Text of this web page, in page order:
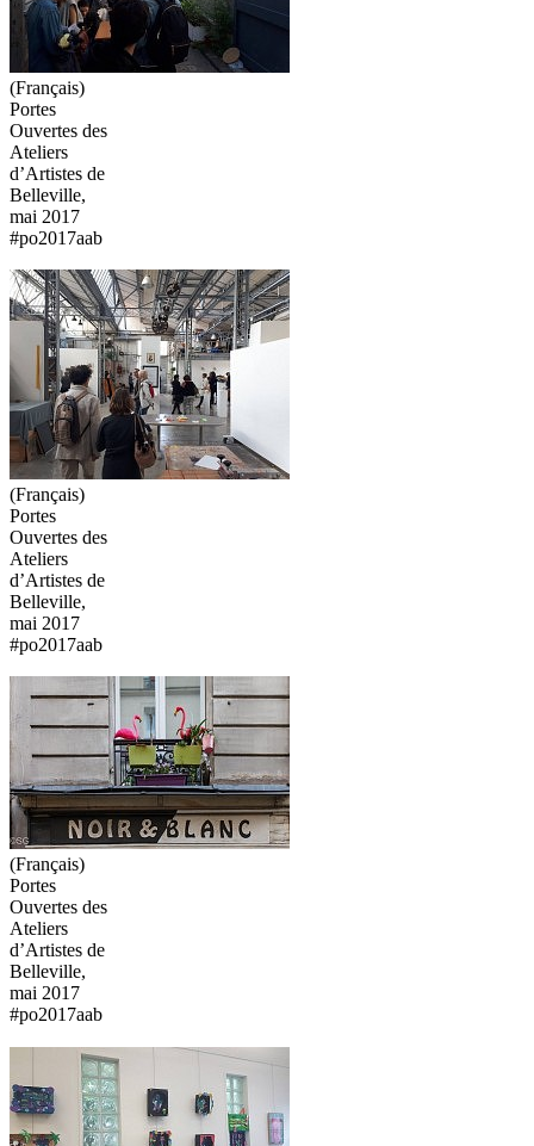
(Français)
Portes
Ouvertes des
Ateliers
d’Artistes de
Belleville,
mai 2017
#po2017aab
(Français)
Portes
Ouvertes des
Ateliers
d’Artistes de
Belleville,
mai 2017
#po2017aab
(Français)
Portes
Ouvertes des
Ateliers
d’Artistes de
Belleville,
mai 2017
#po2017aab